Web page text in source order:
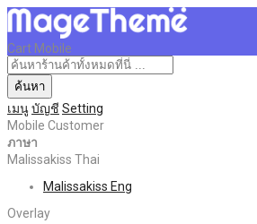
Cart Mobile
ค้นหา
เมนูบัญชี Setting
Mobile Customer
ภาษา
Malissakiss Thai
Malissakiss Eng
Overlay